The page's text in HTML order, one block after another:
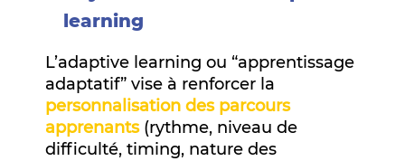
learning
L’adaptive learning ou “apprentissage
adaptatif” vise à renforcer la
personnalisation des parcours
apprenants(rythme, niveau de
difficulté, timing, nature des